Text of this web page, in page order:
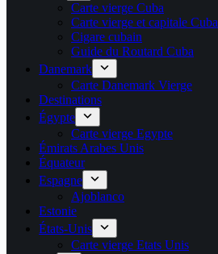
Carte vierge Cuba
Carte vierge et capitale Cuba
Cigare cubain
Guide du Routard Cuba
Danemark
Carte Danemark Vierge
Destinations
Égypte
Carte vierge Egypte
Émirats Arabes Unis
Équateur
Espagne
Ajoblanco
Estonie
États-Unis
Carte vierge Etats Unis